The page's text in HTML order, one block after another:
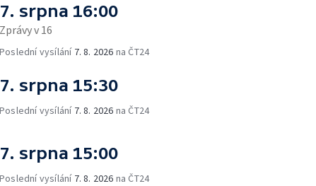
7. srpna 16:00
Zprávy v 16
Poslední vysílání 7. 8. 2026 na ČT24
7. srpna 15:30
Poslední vysílání 7. 8. 2026 na ČT24
7. srpna 15:00
Poslední vysílání 7. 8. 2026 na ČT24